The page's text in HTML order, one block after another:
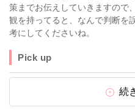
策までお伝えしていきますので
観を持ってると、なんで判断を
考にしてくださいね。
Pick up
続